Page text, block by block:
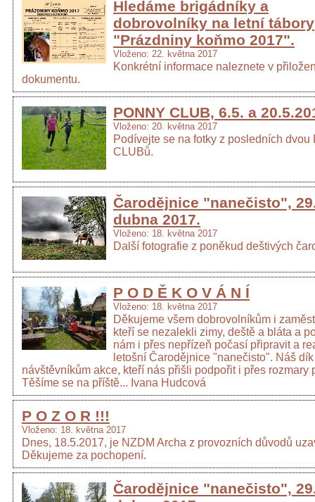
Hledáme brigádníky a
dobrovolníky na letní tábory
"Prázdniny koňmo 2017".
Vloženo: 22. května 2017
Konkrétní informace naleznete v
dokumentu.
PONNY CLUB, 6.5. a
Vloženo: 20. května 2017
Podívejte se na fotky z posledních dvou
CLUBů.
Čarodějnice "nanečisto",
dubna 2017.
Vloženo: 18. května 2017
Další fotografie z poněkud deštivých
P O D Ě K O V Á N Í
Vloženo: 18. května 2017
Děkujeme všem dobrovolníkům i
kteří se nezalekli zimy, deště a bláta a
nám i přes nepřízeň počasí připravit a
letošní Čarodějnice "nanečisto". Náš
návštěvníkům akce, kteří nás přišli podpořit i přes rozmary
Těšíme se na příště... Ivana Hudcová
P O Z O R !!!
Vloženo: 18. května 2017
Dnes, 18.5.2017, je NZDM Archa z provozních důvodů
Děkujeme za pochopení.
Čarodějnice "nanečisto",